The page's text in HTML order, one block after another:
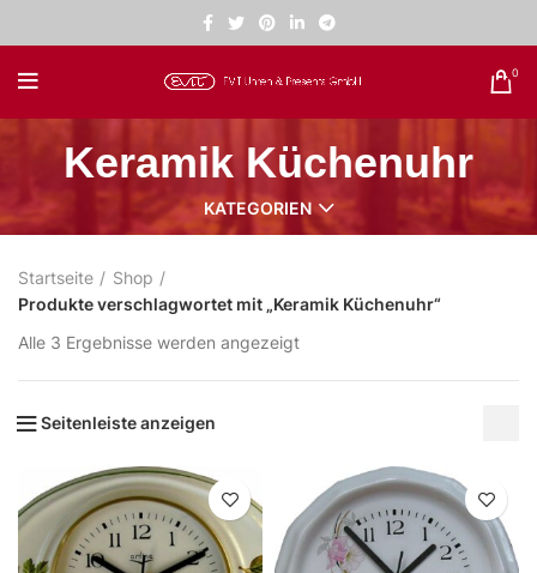
0
Keramik Küchenuhr
KATEGORIEN
Startseite
Shop
Produkte verschlagwortet mit „Keramik Küchenuhr“
Alle 3 Ergebnisse werden angezeigt
Seitenleiste anzeigen